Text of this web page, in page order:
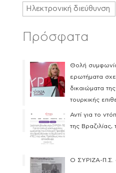
Πρόσφατα
Θολή
ερωτήματα
δικαιώματα
τουρκικής
Αντί για το
της
Ο ΣΥΡΙΖΑ-Π.Σ.